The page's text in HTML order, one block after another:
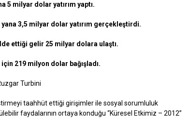
5 milyar dolar yatırım yaptı.
3,5 milyar dolar yatırım gerçekleştirdi.
ettiği gelir 25 milyar dolara ulaştı.
219 milyon dolar bağışladı.
taahhüt ettiği girişimler ile sosyal sorumluluk
faydalarının ortaya konduğu “Küresel Etkimiz – 2012”